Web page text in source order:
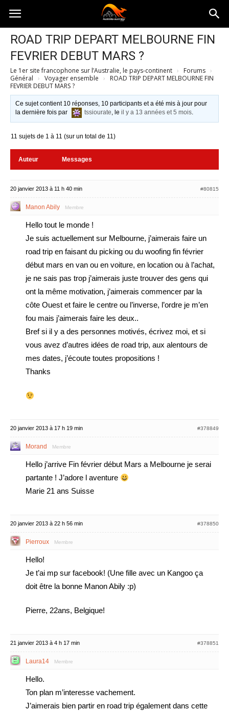
Australia-
australie.com
ROAD TRIP DEPART MELBOURNE FIN
FEVRIER DEBUT MARS ?
Le 1er site francophone sur l’Australie, le pays-continent › Forums ›
Général › Voyager ensemble ›
ROAD TRIP DEPART MELBOURNE FIN
FEVRIER DEBUT MARS ?
Ce sujet contient 10 réponses, 10 participants et a été mis à jour pour
la dernière fois par
tssiourate, leil y a 13 années et 5 mois.
11 sujets de 1 à 11 (sur un total de 11)
Auteur Messages
20 janvier 2013 à 11 h 40 min #80815
Manon Abily Membre
Hello tout le monde !
Je suis actuellement sur Melbourne, j’aimerais faire un
road trip en faisant du picking ou du woofing fin février
début mars en van ou en voiture, en location ou à l’achat,
je ne sais pas trop j’aimerais juste trouver des gens qui
ont la même motivation, j’aimerais commencer par la
côte Ouest et faire le centre ou l’inverse, l’ordre je m’en
fou mais j’aimerais faire les deux..
Bref si il y a des personnes motivés, écrivez moi, et si
vous avez d’autres idées de road trip, aux alentours de
mes dates, j’écoute toutes propositions !
Thanks
20 janvier 2013 à 17 h 19 min #378849
Morand Membre
Hello j’arrive Fin février début Mars a Melbourne je serai
partante ! J’adore l aventure
Marie 21 ans Suisse
20 janvier 2013 à 22 h 56 min #378850
Pierroux Membre
Hello!
Je t’ai mp sur facebook! (Une fille avec un Kangoo ça
doit être la bonne Manon Abily :p)
Pierre, 22ans, Belgique!
21 janvier 2013 à 4 h 17 min #378851
Laura14 Membre
Hello.
Ton plan m’interesse vachement.
J’aimerais bien partir en road trip également dans cette